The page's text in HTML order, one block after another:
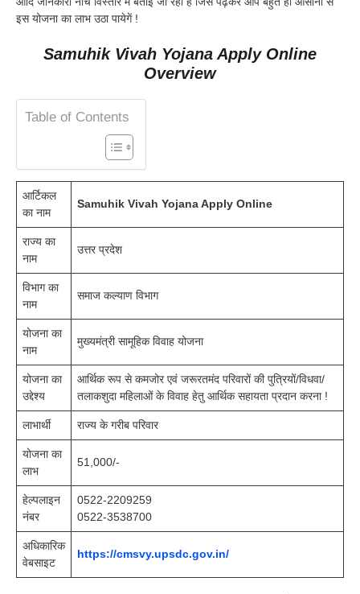
इस योजना का लाभ उठा पायेगें !
Samuhik Vivah Yojana Apply Online
Overview
Table of Contents
आर्टिकल
का नाम
Samuhik Vivah Yojana Apply Online
राज्य का
नाम
उत्तर प्रदेश
विभाग का
नाम
समाज कल्याण विभाग
योजना का
नाम
मुख्यमंत्री सामूहिक विवाह योजना
योजना का
उद्देश्य
आर्थिक रूप से कमजोर एवं जरूरतमंद परिवारों की पुत्रियों/विधवा/
तलाकशुदा महिलाओं के विवाह हेतु आर्थिक सहायता प्रदान करना !
लाभार्थी राज्य के गरीब परिवार
योजना का
लाभ
51,000/-
हेल्पलाइन
नंबर
0522-2209259
0522-3538700
अधिकारिक
वेबसाइट
https://cmsvy.upsdc.gov.in/